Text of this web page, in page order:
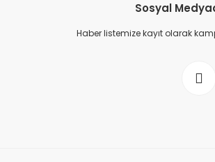
Sosyal
Haber listemize kayıt olarak